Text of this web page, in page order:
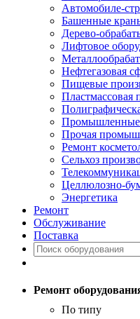
Автомобиле-
Башенные
Дерево-
Лифтовое
Нефтегазовая
Пищевые
Пластмассовая
Промышленные
Прочая
Ремонт
Сельхоз
Целлюлозно-
Энергетика
Ремонт
Обслуживание
Поставка
Ремонт
По типу